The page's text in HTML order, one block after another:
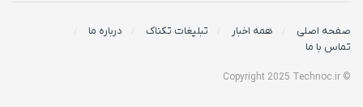
صفحه اصلی همه اخبار تبلیغات تکناک
درباره ما
تماس با ما
© Copyright 2025 Technoc.ir